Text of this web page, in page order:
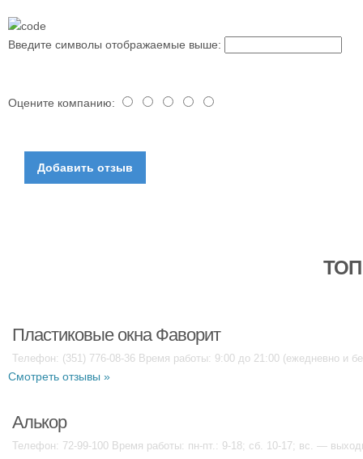
Введите символы отображаемые выше:
Оцените компанию:
ТОП
Пластиковые окна Фаворит
Телефон: (351) 776-08-36 Время работы: 9:00 до 21:00 (ежедневно и
Смотреть отзывы »
Алькор
Телефон: 72-99-100 Время работы: пн-пт.: 9-18; сб. 10-17; вс. —